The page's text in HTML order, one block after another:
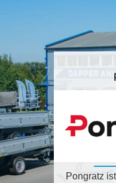
Pongratz